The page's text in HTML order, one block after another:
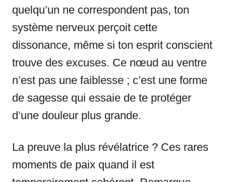
quelqu’un ne correspondent pas, ton
système nerveux perçoit cette
dissonance, même si ton esprit conscient
trouve des excuses. Ce nœud au ventre
n’est pas une faiblesse ; c’est une forme
de sagesse qui essaie de te protéger
d’une douleur plus grande.
La preuve la plus révélatrice ? Ces rares
moments de paix quand il est